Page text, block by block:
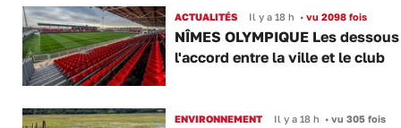
ACTUALITÉS Il y a 18 h •vu 2098 fois
NÎMES OLYMPIQUE Les
l'accord entre la ville et le club
ENVIRONNEMENT Il y a 18 h •vu 305 fois